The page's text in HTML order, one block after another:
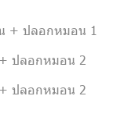
+ ปลอกหมอน 1
ปลอกหมอน 2
ปลอกหมอน 2